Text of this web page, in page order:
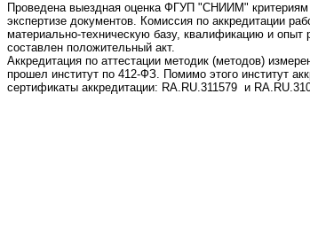
Проведена выездная оценка ФГУП "СНИИМ" критериям
экспертизе документов. Комиссия по аккредитации
материально-техническую базу, квалификацию и опыт
составлен положительный акт.
Аккредитация по аттестации методик (методов)
прошел институт по 412-ФЗ. Помимо этого институт
сертификаты аккредитации: RA.RU.311579 и